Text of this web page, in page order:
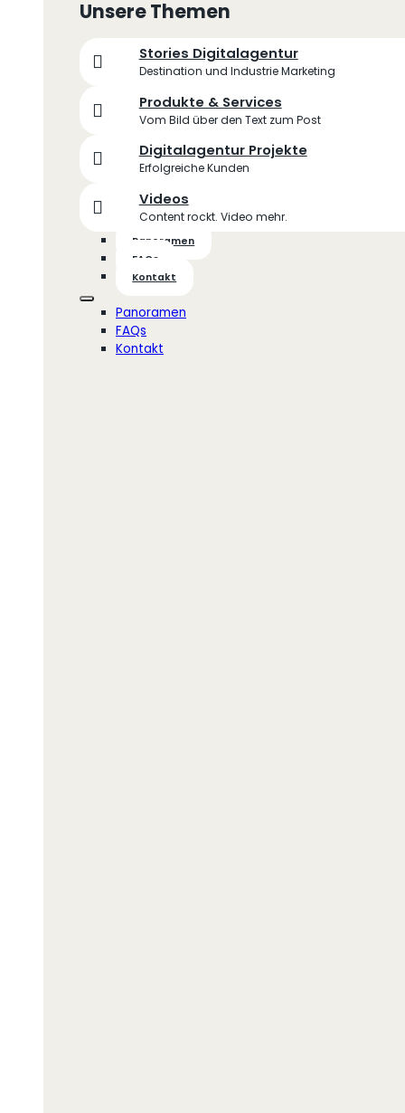
Unsere Themen
Stories Digitalagentur
Destination und Industrie Marketing
Produkte & Services
Vom Bild über den Text zum Post
Digitalagentur Projekte
Erfolgreiche Kunden
Videos
Content rockt. Video mehr.
Panoramen
FAQs
Kontakt
Panoramen
FAQs
Kontakt